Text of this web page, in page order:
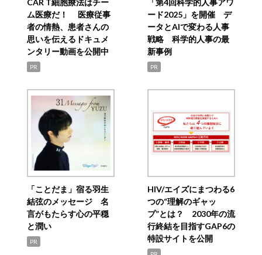
ム医療だ！ 医療従事
者の情熱、患者さんの
思いを伝えるドキュメ
ンタリー動画を公開中
PR
ード2025」を開催 デ
ータとAIで変わる人事
戦略 科学的人事の最
新事例
PR
「ことだま」宿る羽生
結弦のメッセージ 名
言がもたらす心の平穏
と潤い
PR
HIV/エイズにまつわる6
つの“理解のギャッ
プ”とは？ 2030年の流
行終結を目指すGAP6の
特設サイトを公開